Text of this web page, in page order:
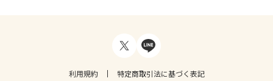
利用規約
特定商取引法に基づく表記